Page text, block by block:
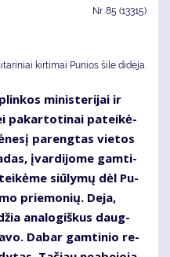
Nr. 85 (13315)
kir­ti­mai Pu­nios ši­le di­dė­ja.
mi­nis­te­ri­jai ir
pa­kar­to­ti­nai pa­tei­kė­
pa­reng­tas vie­tos
įvar­di­jo­me gam­ti­
siū­ly­mų dėl Pu­
prie­mo­nių. De­ja,
ana­lo­giš­kus daug­
Da­bar gam­ti­nio re­